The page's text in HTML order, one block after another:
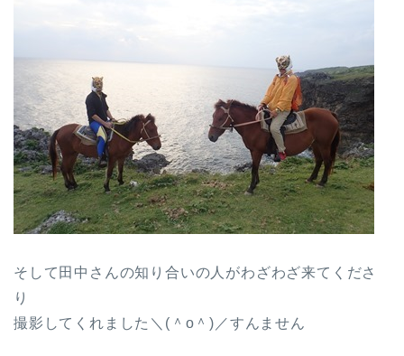
そして田中さんの知り合いの人がわざわざ来てくださ
り
撮影してくれました＼(＾o＾)／すんません